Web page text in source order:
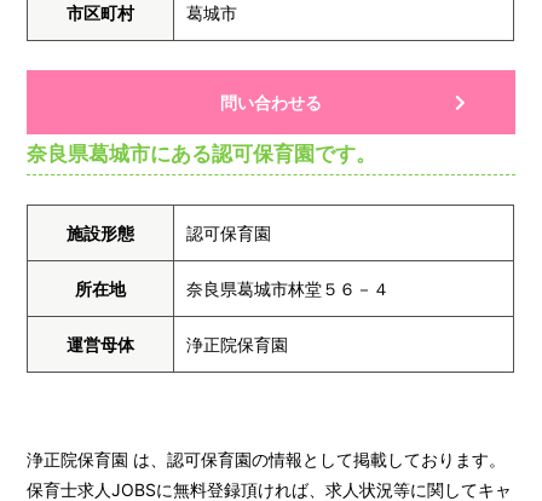
市区町村 葛城市
問い合わせる
奈良県葛城市にある認可保育園です。
施設形態 認可保育園
所在地 奈良県葛城市林堂５６－４
運営母体 浄正院保育園
浄正院保育園 は、認可保育園の情報として掲載しております。
保育士求人JOBSに無料登録頂ければ、求人状況等に関してキャ